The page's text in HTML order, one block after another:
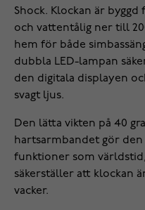
Shock. Klockan är
och vattentålig ner till
hem för både
dubbla LED-lampan
den digitala displayen
svagt ljus.
Den lätta vikten på 40
hartsarmbandet gör den
funktioner som
säkerställer att klockan
vacker.